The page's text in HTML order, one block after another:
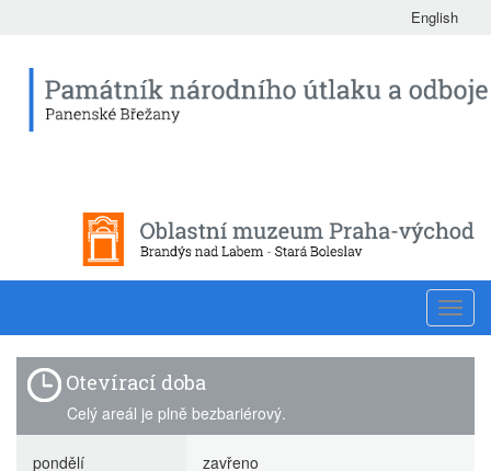
English
Otevírací doba
Celý areál je plně bezbariérový.
pondělí
zavřeno